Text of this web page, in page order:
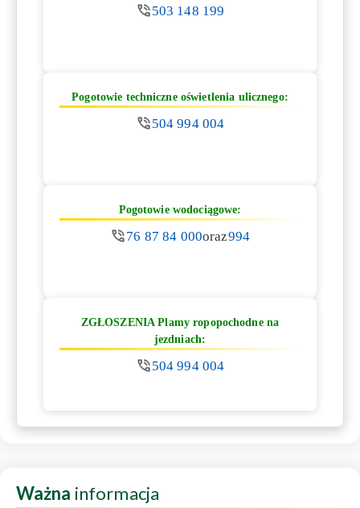
503 148 199
Pogotowie techniczne oświetlenia ulicznego:
504 994 004
Pogotowie wodociągowe:
76 87 84 000oraz994
ZGŁOSZENIA Plamy ropopochodne na
jezdniach:
504 994 004
Ważna informacja